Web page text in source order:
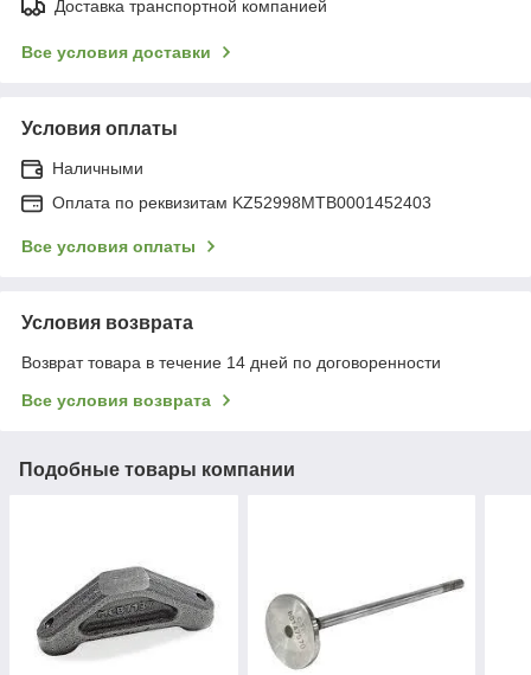
Доставка транспортной компанией
Все условия доставки
Условия оплаты
Наличными
Оплата по реквизитам KZ52998MTB0001452403
Все условия оплаты
Условия возврата
Возврат товара в течение 14 дней по договоренности
Все условия возврата
Подобные товары компании